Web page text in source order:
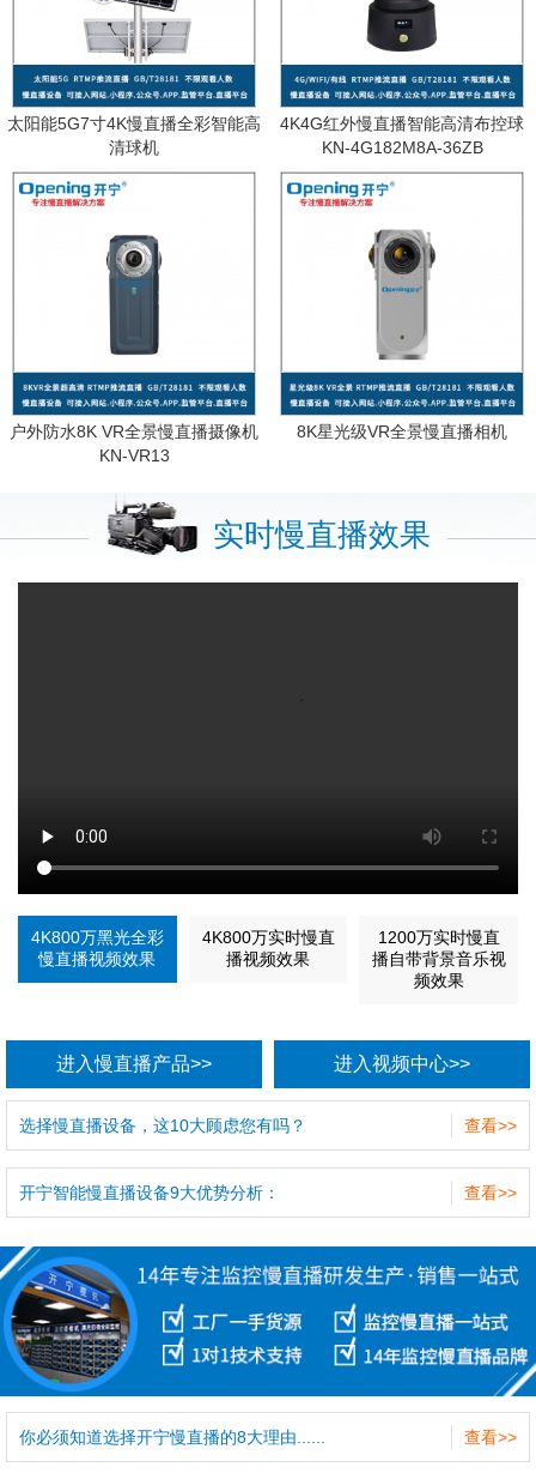
太阳能5G7寸4K慢直播全彩智能高
清球机
4K4G红外慢直播智能高清布控球
KN-4G182M8A-36ZB
户外防水8K VR全景慢直播摄像机
KN-VR13
8K星光级VR全景慢直播相机
实时慢直播效果
4K800万黑光全彩
慢直播视频效果
4K800万实时慢直
播视频效果
1200万实时慢直
播自带背景音乐视
频效果
进入慢直播产品>> 进入视频中心>>
查看>>
选择慢直播设备，这10大顾虑您有吗？
查看>>
开宁智能慢直播设备9大优势分析：
查看>>
你必须知道选择开宁慢直播的8大理由......